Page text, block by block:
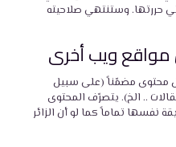
حررتها. وستنتهي صلاحيته
ويب أخرى
محتوى مضمّناً (على سبيل
.. الخ). يتصرّف المحتوى
نفسها تماماً كما لو أن الزائر